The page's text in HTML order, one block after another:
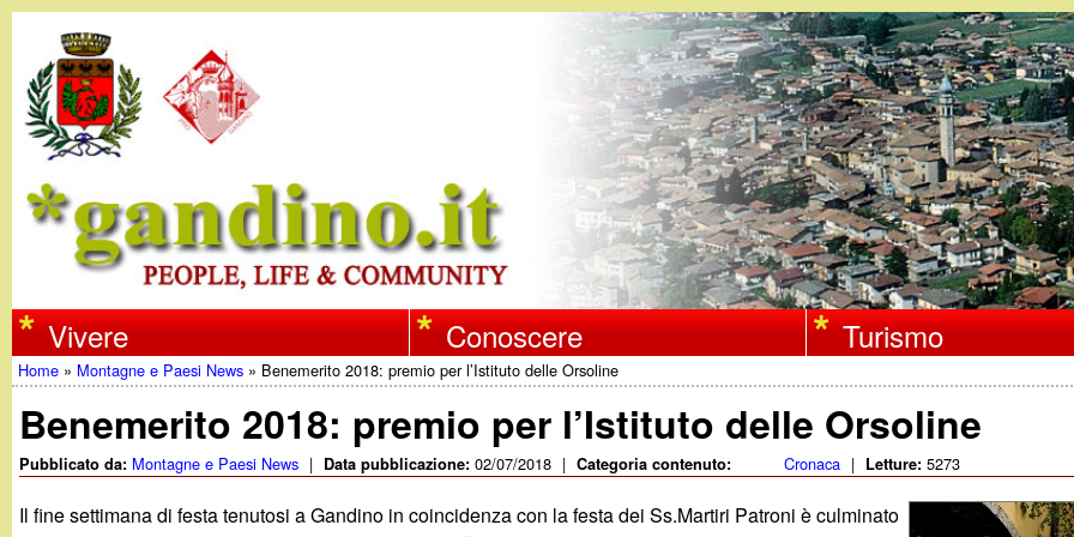
Salta
al
contenuto
principale
w
w
w
.
Vivere Conoscere Turismo
Tu
sei
Home » Montagne e Paesi News » Benemerito 2018: premio per l’Istituto delle Orsoline
Benemerito 2018: premio per l’Istituto delle Orsoline
Pubblicato da: Montagne e Paesi News | Data pubblicazione:02/07/2018 | Categoria contenuto: Cronaca | Letture:5273
Il fine settimana di festa tenutosi a Gandino in coincidenza con la festa dei Ss.Martiri Patroni è culminato